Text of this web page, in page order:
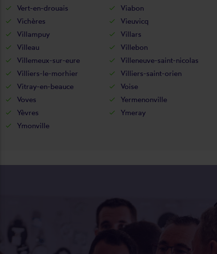
Vert-en-drouais
Viabon
Vichères
Vieuvicq
Villampuy
Villars
Villeau
Villebon
Villemeux-sur-eure
Villeneuve-saint-nicolas
Villiers-le-morhier
Villiers-saint-orien
Vitray-en-beauce
Voise
Voves
Yermenonville
Yèvres
Ymeray
Ymonville